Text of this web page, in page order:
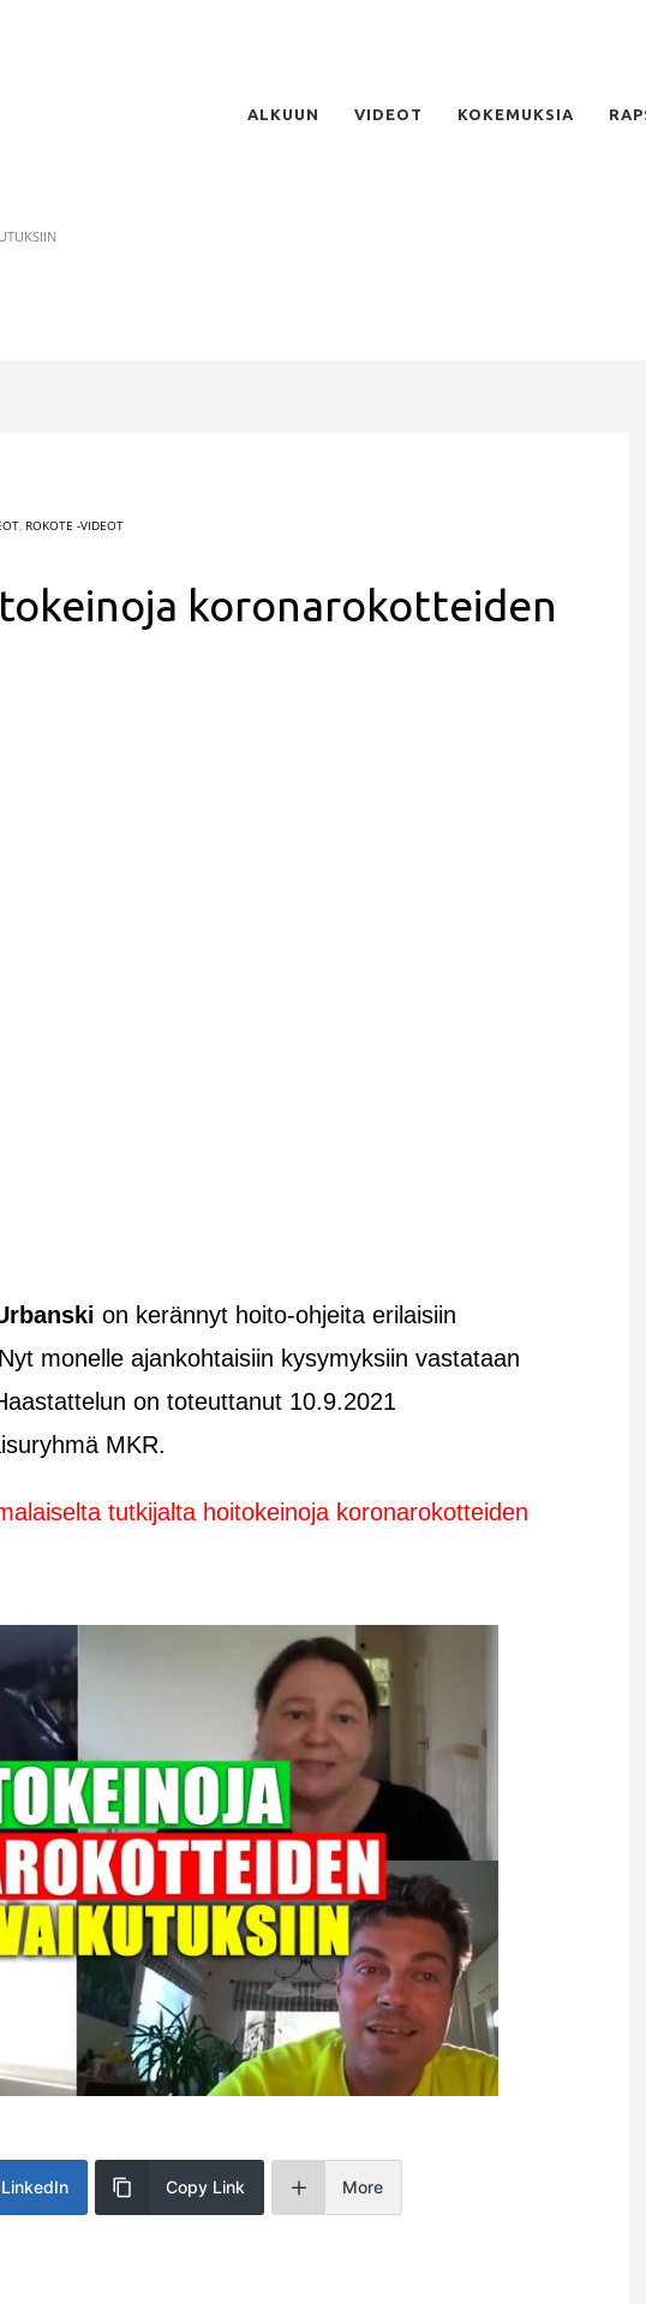
ALKUUN VIDEOT KOKEMUKSIA
, ROKOTE -VIDEOT
koronarokotteiden
on kerännyt hoito-ohjeita erilaisiin
monelle ajankohtaisiin kysymyksiin vastataan
on toteuttanut 10.9.2021
MKR.
tutkijalta hoitokeinoja koronarokotteiden
LinkedIn Copy Link More